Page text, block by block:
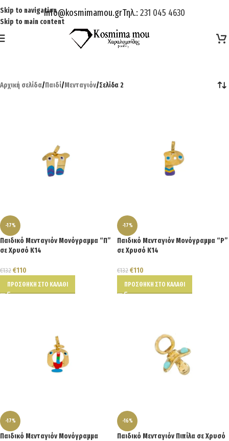
Skip to navigation
Skip to main content
Info@kosmimamou.grΤηλ.: 231 045 4630
Αρχική σελίδα/Παιδί/Μενταγιόν/Σελίδα 2
-17%
Παιδικό Μενταγιόν Μονόγραμμα “Π”
σε Χρυσό Κ14
€132 €110
ΠΡΟΣΘΉΚΗ ΣΤΟ ΚΑΛΆΘΙ
-17%
Παιδικό Μενταγιόν Μονόγραμμα “Ρ”
σε Χρυσό Κ14
€132 €110
ΠΡΟΣΘΉΚΗ ΣΤΟ ΚΑΛΆΘΙ
-17%
Παιδικό Μενταγιόν Μονόγραμμα
-16%
Παιδικό Μενταγιόν Πιπίλα σε Χρυσό